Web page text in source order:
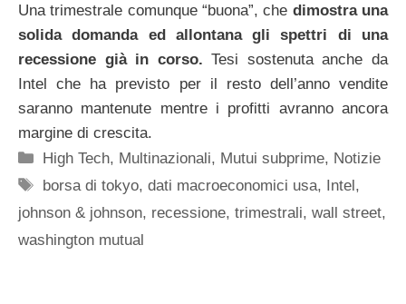
Una trimestrale comunque “buona”, che dimostra una
solida domanda ed allontana gli spettri di una
recessione già in corso. Tesi sostenuta anche da
Intel che ha previsto per il resto dell’anno vendite
saranno mantenute mentre i profitti avranno ancora
margine di crescita.
Categorie
High Tech, Multinazionali, Mutui subprime, Notizie
Tag
borsa di tokyo,dati macroeconomici usa, Intel,
johnson & johnson, recessione, trimestrali, wall street,
washington mutual